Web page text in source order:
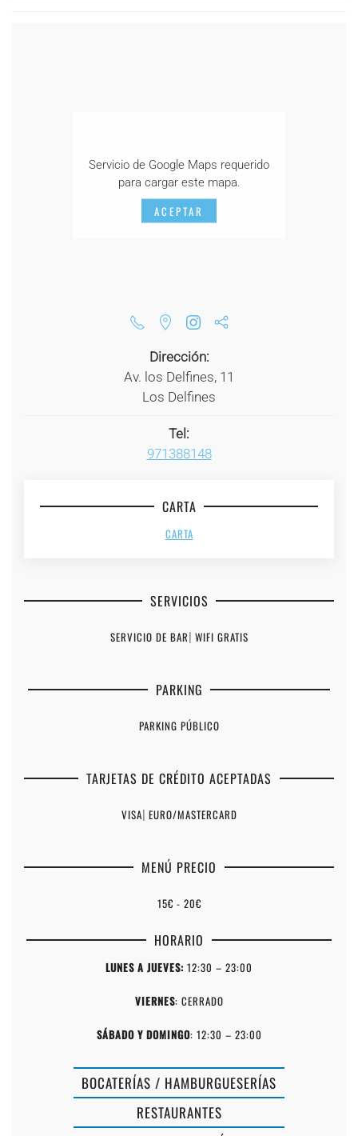
Servicio de Google Maps requerido
para cargar este mapa.
ACEPTAR
Dirección:
Av. los Delfines, 11
Los Delfines
Tel:
971388148
CARTA
CARTA
SERVICIOS
SERVICIO DE BAR| WIFI GRATIS
PARKING
PARKING PÚBLICO
TARJETAS DE CRÉDITO ACEPTADAS
VISA| EURO/MASTERCARD
MENÚ PRECIO
15€ - 20€
HORARIO
LUNES A JUEVES: 12:30 – 23:00
VIERNES: CERRADO
SÁBADO Y DOMINGO: 12:30 – 23:00
BOCATERÍAS / HAMBURGUESERÍAS
RESTAURANTES